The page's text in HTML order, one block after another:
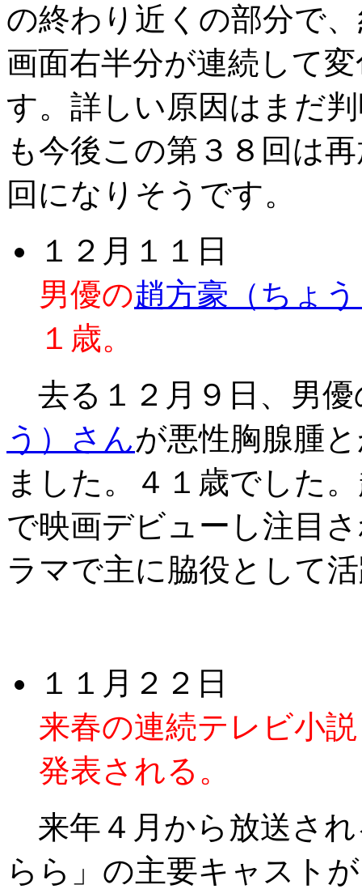
の終わり近くの部分で
画面右半分が連続して
す。詳しい原因はまだ
も今後この第３８回は
回になりそうです。
１２月１１日
男優の趙方豪（ちょ
１歳。
去る１２月９日、男優
う）さんが悪性胸腺腫
ました。４１歳でした
で映画デビューし注目
ラマで主に脇役として
１１月２２日
来春の連続テレビ小
発表される。
来年４月から放送さ
らら」の主要キャスト